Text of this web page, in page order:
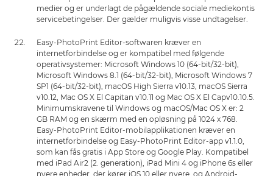
medier og er underlagt de pågældende sociale mediekontis
servicebetingelser. Der gælder muligvis visse undtagelser.
Easy-PhotoPrint Editor-softwaren kræver en
internetforbindelse og er kompatibel med følgende
operativsystemer: Microsoft Windows 10 (64-bit/32-bit),
Microsoft Windows 8.1 (64-bit/32-bit), Microsoft Windows 7
SP1 (64-bit/32-bit), macOS High Sierra v10.13, macOS Sierra
v10.12, Mac OS X El Capitan v10.11 og Mac OS X El Capv10.10.5.
Minimumskravene til Windows og macOS/Mac OS X er: 2
GB RAM og en skærm med en opløsning på 1024 x 768.
Easy-PhotoPrint Editor-mobilapplikationen kræver en
internetforbindelse og Easy-PhotoPrint Editor-app v1.1.0,
som kan fås gratis i App Store og Google Play. Kompatibel
med iPad Air2 (2. generation), iPad Mini 4 og iPhone 6s eller
nyere enheder, der kører iOS 10 eller nyere, og Android-